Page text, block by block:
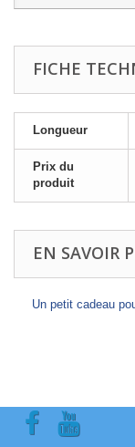
FICHE
Longueur
Prix du
produit
EN SAVOIR
Un petit cadeau